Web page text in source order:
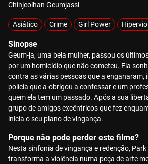
Chinjeolhan Geumjassi
Asiático Crime Girl Power
Sinopse
Geum-ja, uma bela mulher, passou os
por um homicídio que não cometeu. Ela
contra as várias pessoas que a enganaram,
polícia que a obrigou a confessar e um
quem ela tem um passado. Após a sua
grupo de amigos excêntricos que fez
inicia o seu plano de vingança.
Porque não pode perder este filme?
Nesta sinfonia de vingança e redenção,
transforma a violência numa peça de arte